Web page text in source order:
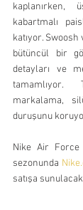
kaplanırken,
kabartmalı
katıyor.
bütüncül bir
detayları ve
tamamlıyor.
markalama,
duruşunu
Nike Air Force
sezonunda
satışa